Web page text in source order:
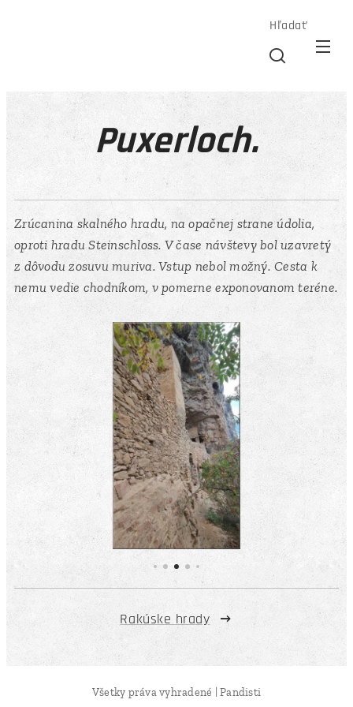
Hľadať
Puxerloch.
Zrúcanina skalného hradu, na opačnej strane údolia,
oproti hradu Steinschloss. V čase návštevy bol uzavretý
z dôvodu zosuvu muriva. Vstup nebol možný. Cesta k
nemu vedie chodníkom, v pomerne exponovanom teréne.
Rakúske hrady
Všetky práva vyhradené | Pandisti